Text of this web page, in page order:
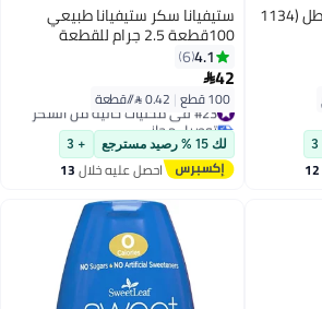
ناو ريال فود زيليتول، 2.5 رطل (1134
12
ستيفيانا سكر ستيفيانا طبيعي
100قطعة 2.5 جرام للقطعة
4.1
6
42
100 قطع | #23 في محليات خالية من السكر
توصيل مجاني
#23 في محليات خالية من السكرلك 15 % رصيد مسترجع + 3
احصل عليه خلال13